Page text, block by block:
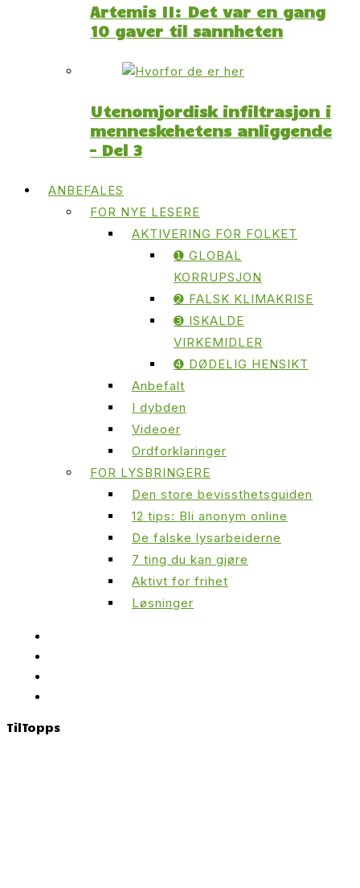
Artemis II: Det var en gang
10 gaver til sannheten
Utenomjordisk infiltrasjon i
menneskehetens anliggende
– Del 3
ANBEFALES
FOR NYE LESERE
AKTIVERING FOR FOLKET
➊ GLOBAL
KORRUPSJON
➋ FALSK KLIMAKRISE
➌ ISKALDE
VIRKEMIDLER
➍ DØDELIG HENSIKT
Anbefalt
I dybden
Videoer
Ordforklaringer
FOR LYSBRINGERE
Den store bevissthetsguiden
12 tips: Bli anonym online
De falske lysarbeiderne
7 ting du kan gjøre
Aktivt for frihet
Løsninger
TilTopps